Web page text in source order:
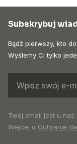
Subskrybuj
Bądź pierwszy, kto
Wyślemy Ci tylko
Twój email jest u nas
Więcej o Ochranie